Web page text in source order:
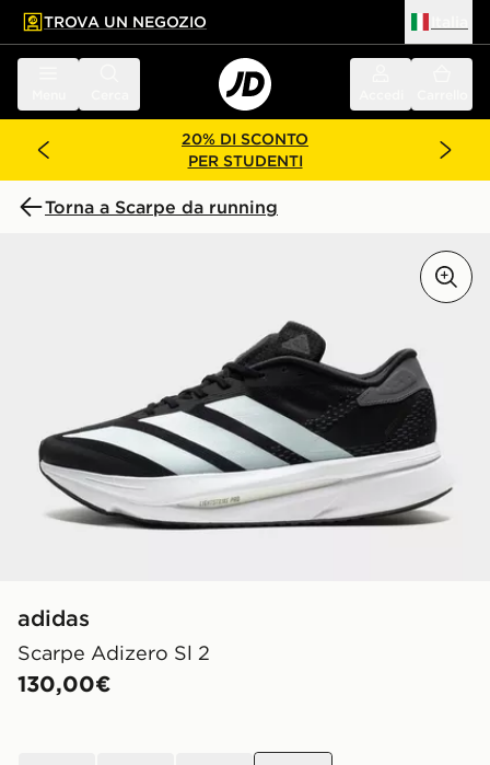
principale
a fondo pagina
TROVA UN NEGOZIO
20% DI SCONTO
PER STUDENTI
Torna a Scarpe da running
adidas
Scarpe Adizero Sl 2
130,00€